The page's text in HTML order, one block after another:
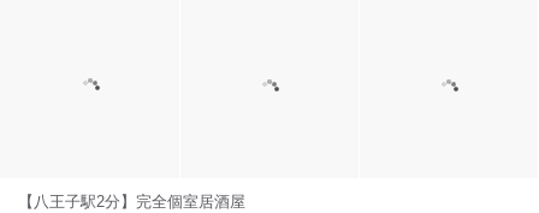
【八王子駅2分】完全個室居酒屋